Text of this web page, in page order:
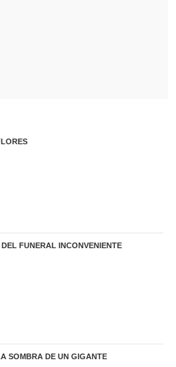
FUNERAL INCONVENIENTE
SOMBRA DE UN GIGANTE